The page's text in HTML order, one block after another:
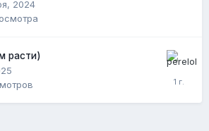
2024
расти)